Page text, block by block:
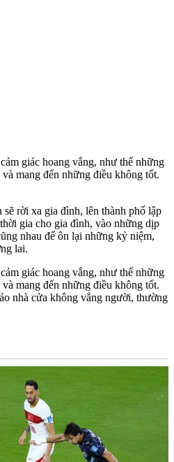
giác hoang vắng, như thế những
mang đến những điều không tốt.
rời xa gia đình, lên thành phố lập
gia cho gia đình, vào những dịp
nhau để ôn lại những kỷ niệm,
lai.
giác hoang vắng, như thế những
mang đến những điều không tốt.
nhà cửa không vắng người, thường